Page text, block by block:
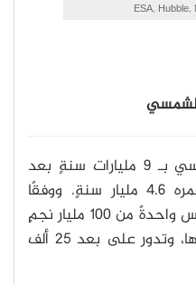
الشمسي
يُقدّر زمن ولادة نظامنا الشمسي بـ 9 مليارات سنةٍ بعد
الانفجار العظيم، ما يجعل عمره 4.6 مليار سنةٍ. ووفقًا
للتقديرات الحالية، تُعتبر الشمس واحدةً من 100 مليار نجمٍ
في مجرتنا درب التبانة لوحدها، وتدور على بعد 25 ألف